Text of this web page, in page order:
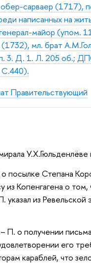
обер-сарваер (1717),
написанных на
майор (упом.
(1732), мл. брат
3. Д. 1. Л. 205 об.;
С.440).
Правительствующий
о посылке Степана
Копенгагена о
из
о получении
его
караблей, что